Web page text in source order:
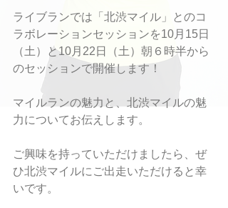
ライブランでは「北渋マイル」とのコ
ラボレーションセッションを10月15日
（土）と10月22日（土）朝６時半から
のセッションで開催します！
マイルランの魅力と、北渋マイルの魅
力についてお伝えします。
ご興味を持っていただけましたら、ぜ
ひ北渋マイルにご出走いただけると幸
いです。